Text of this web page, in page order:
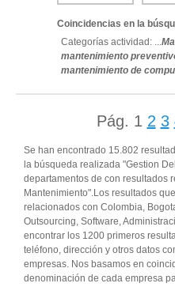
Coincidencias en la
Categorías actividad: ...
mantenimiento
mantenimiento de
Pág. 1 2 3
Se han encontrado 15.802
la búsqueda realizada "Gestion
departamentos de con resultados
Mantenimiento".Los resultados
relacionados con Colombia,
Outsourcing, Software,
encontrar los 1200 primeros
teléfono, dirección y otros datos
empresas. Nos basamos en
denominación de cada empresa